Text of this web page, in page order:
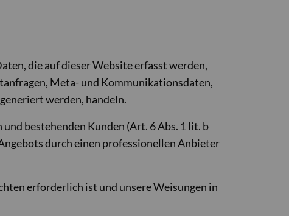
die auf dieser Website erfasst werden,
Meta- und Kommunikationsdaten,
werden, handeln.
bestehenden Kunden (Art. 6 Abs. 1 lit. b
durch einen professionellen Anbieter
erforderlich ist und unsere Weisungen in